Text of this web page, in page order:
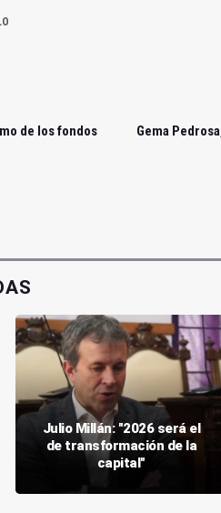
de los fondos
Gema
Julio Millán: "2026 será el
de transformación de la
capital"